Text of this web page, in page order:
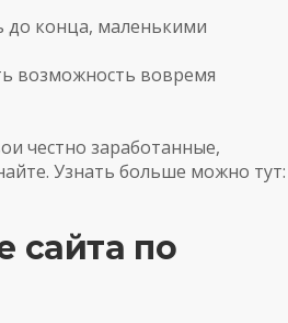
до конца, маленькими
возможность вовремя
честно заработанные,
. Узнать больше можно тут:
сайта по